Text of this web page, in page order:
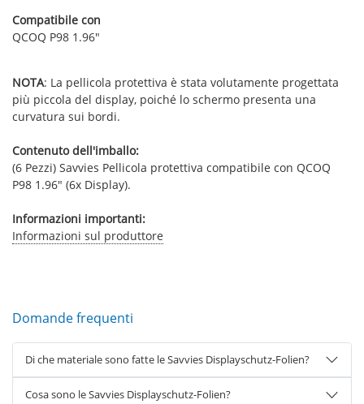
Compatibile con
QCOQ P98 1.96"
NOTA: La pellicola protettiva è stata volutamente progettata
più piccola del display, poiché lo schermo presenta una
curvatura sui bordi.
Contenuto dell'imballo:
(6 Pezzi) Savvies Pellicola protettiva compatibile con QCOQ
P98 1.96" (6x Display).
Informazioni importanti:
Informazioni sul produttore
Domande frequenti
Di che materiale sono fatte le Savvies Displayschutz-Folien?
Cosa sono le Savvies Displayschutz-Folien?